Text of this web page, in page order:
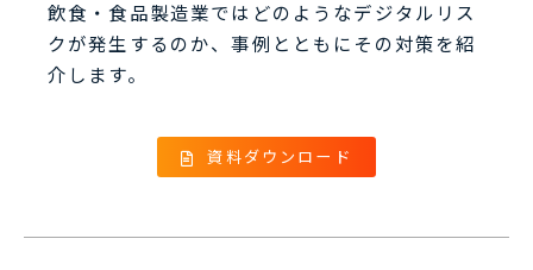
飲食・食品製造業ではどのようなデジタルリス
クが発生するのか、事例とともにその対策を紹
介します。
資料ダウンロード